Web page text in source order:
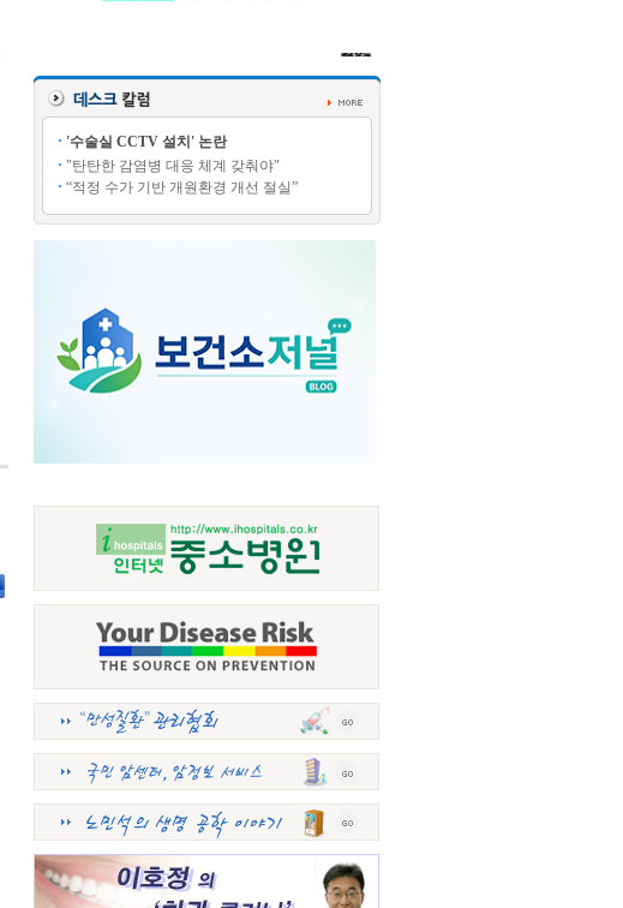
'수술실 CCTV 설치' 논란
"탄탄한 감염병 대응 체계 갖춰야"
“적정 수가 기반 개원환경 개선 절실”